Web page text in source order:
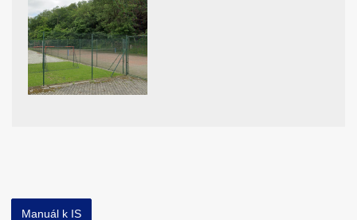
Manuál k IS